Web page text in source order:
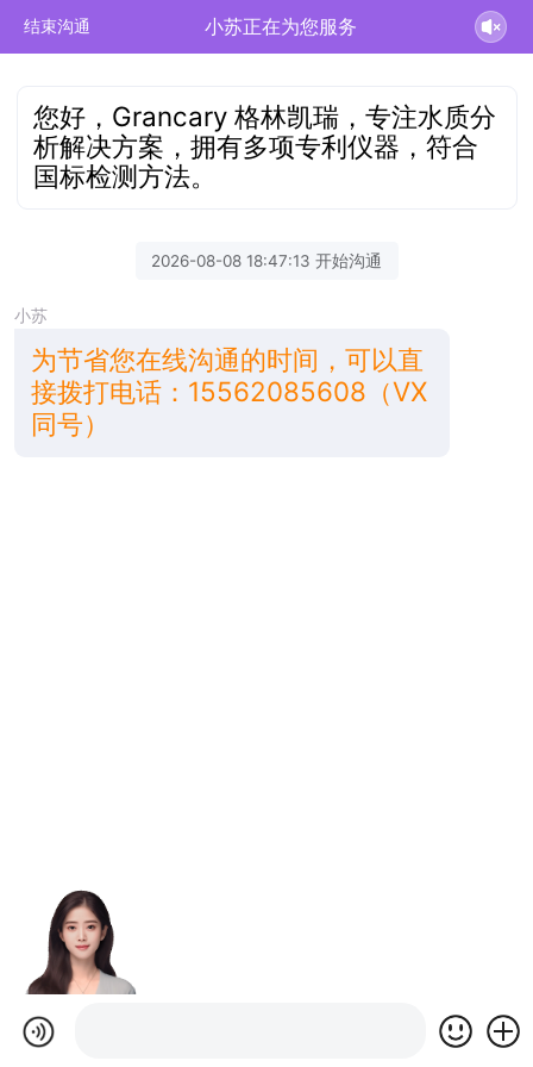
结束沟通 小苏正在为您服务
您好，Grancary 格林凯瑞，专注水质分
析解决方案，拥有多项专利仪器，符合
国标检测方法。
2026-08-08 18:47:13 开始沟通
小苏
为节省您在线沟通的时间，可以直
接拨打电话：15562085608（VX
同号）